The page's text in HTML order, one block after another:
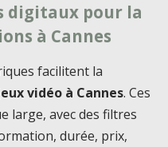
digitaux pour la
à Cannes
facilitent la
vidéo à Cannes. Ces
large, avec des filtres
durée, prix,